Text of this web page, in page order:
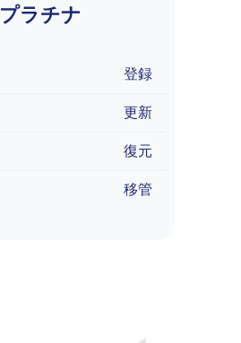
プラチナ
登録
更新
復元
移管